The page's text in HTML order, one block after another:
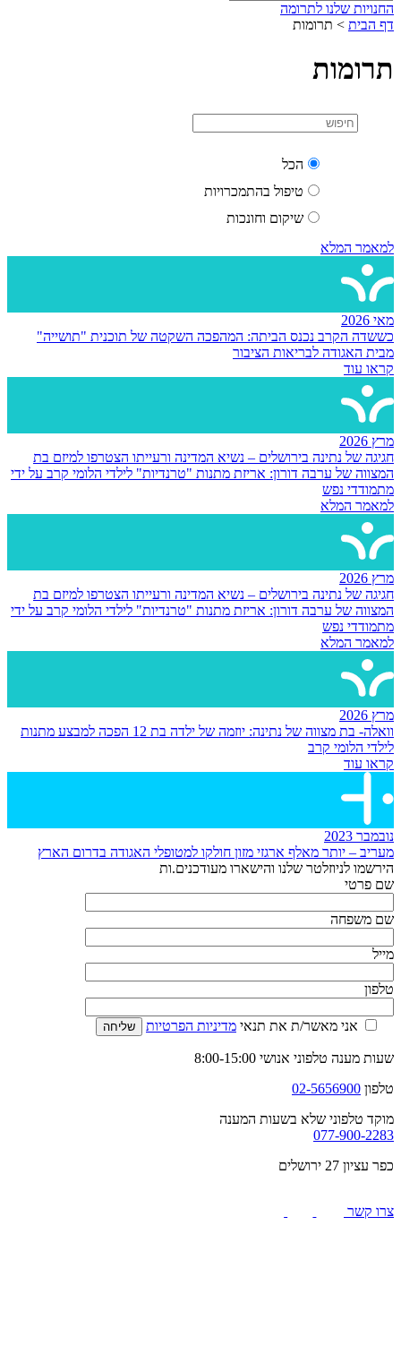
החנויות שלנו לתרומה
דף הבית > תרומות
תרומות
הכל
טיפול בהתמכרויות
שיקום וחונכות
למאמר המלא
מאי 2026
כששדה הקרב נכנס הביתה: המהפכה השקטה של תוכנית "תושייה"
מבית האגודה לבריאות הציבור
קראו עוד
מרץ 2026
חגיגה של נתינה בירושלים – נשיא המדינה ורעייתו הצטרפו למיזם בת
המצווה של ערבה דורון: אריזת מתנות "טרנדיות" לילדי הלומי קרב על ידי
מתמודדי נפש
למאמר המלא
מרץ 2026
חגיגה של נתינה בירושלים – נשיא המדינה ורעייתו הצטרפו למיזם בת
המצווה של ערבה דורון: אריזת מתנות "טרנדיות" לילדי הלומי קרב על ידי
מתמודדי נפש
למאמר המלא
מרץ 2026
וואלה- בת מצווה של נתינה: יוזמה של ילדה בת 12 הפכה למבצע מתנות
לילדי הלומי קרב
קראו עוד
נובמבר 2023
מעריב – יותר מאלף ארגזי מזון חולקו למטופלי האגודה בדרום הארץ
הירשמו לניוזלטר שלנו והישארו מעודכנים.ות
שם פרטי
שם משפחה
מייל
טלפון
אני מאשר/ת את תנאי מדיניות הפרטיות
שעות מענה טלפוני אנושי 8:00-15:00
טלפון 02-5656900
מוקד טלפוני שלא בשעות המענה
077-900-2283
כפר עציון 27 ירושלים
צרו קשר